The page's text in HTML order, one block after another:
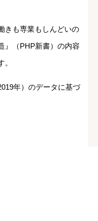
きも専業もしんどいの
』（PHP新書）の内容
年）のデータに基づ